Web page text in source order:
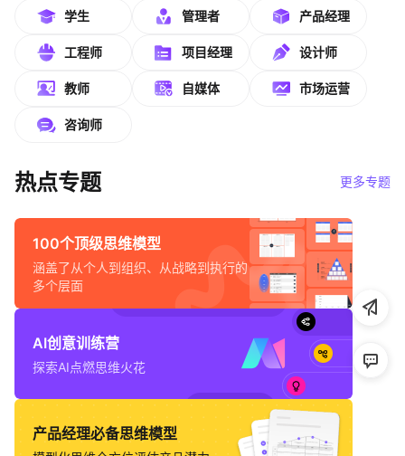
帮助中心
知识分享社区
学生 管理者 产品经理
工程师 项目经理 设计师
教师 自媒体 市场运营
咨询师
热点专题 更多专题
100个顶级思维模型
涵盖了从个人到组织、从战略到执行的
多个层面
AI创意训练营
探索AI点燃思维火花
产品经理必备思维模型